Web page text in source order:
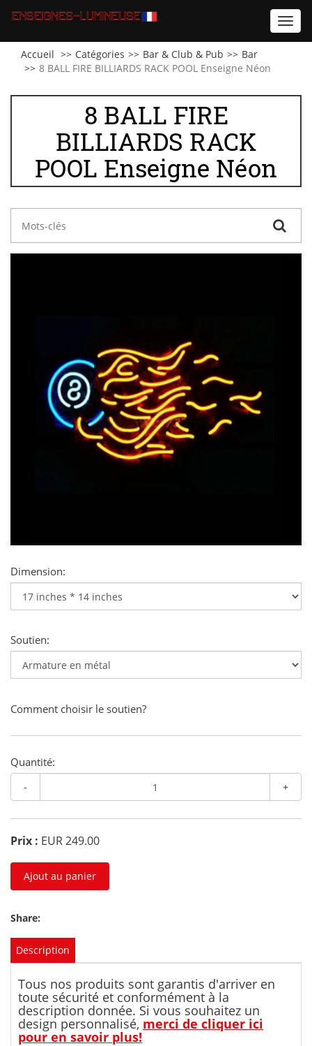
Accueil
Catégories Bar & Club & Pub
Bar
8 BALL FIRE BILLIARDS RACK POOL Enseigne Néon
8 BALL FIRE
BILLIARDS RACK
POOL Enseigne Néon
Dimension:
Soutien:
Comment choisir le soutien?
Quantité:
- +
Prix : EUR 249.00
Ajout au panier
Share:
Description
Tous nos produits sont garantis d'arriver en
toute sécurité et conformément à la
description donnée. Si vous souhaitez un
design personnalisé, merci de cliquer ici
pour en savoir plus!